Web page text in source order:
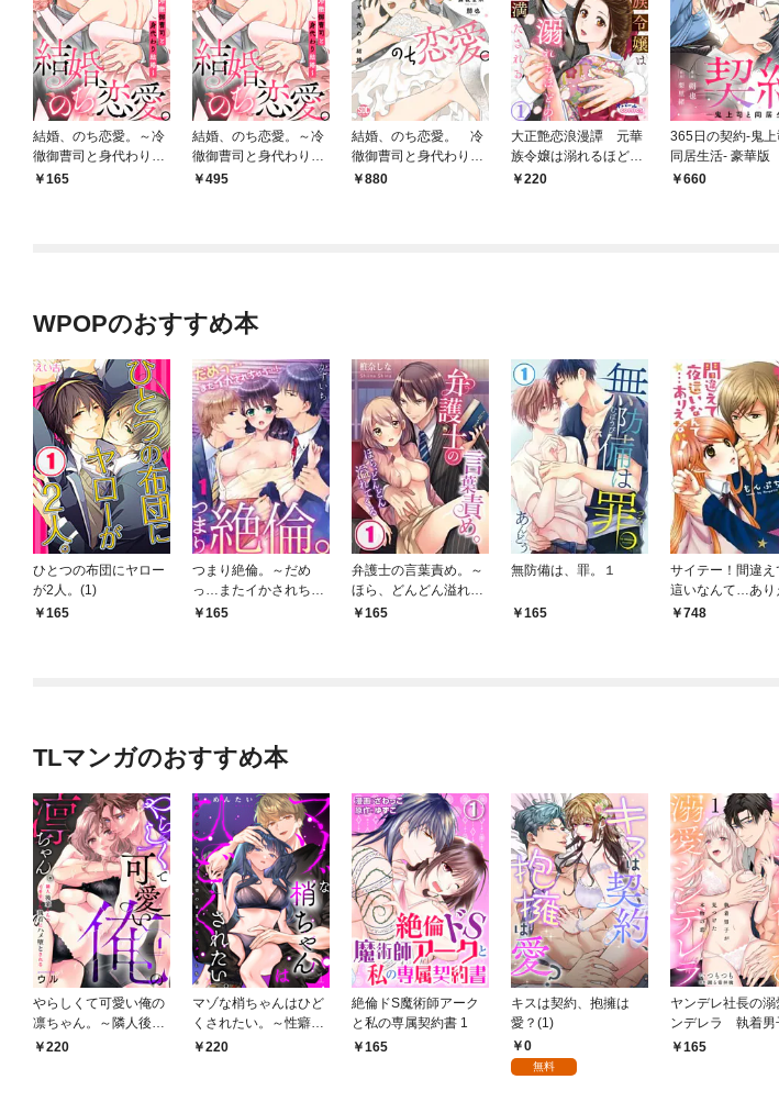
結婚、のち恋愛。～冷
徹御曹司と身代わり結
婚～1
165
結婚、のち恋愛。～冷
徹御曹司と身代わり結
婚～【合冊版】1
495
結婚、のち恋愛。 冷
徹御曹司と身代わり結
婚【単行本版】1【電
880
大正艶恋浪漫譚 元華
族令嬢は溺れるほどの
愛に満たされる１
220
365日の契約-鬼上
同居生活- 豪華版
華版限定特典付き
660
WPOPのおすすめ本
ひとつの布団にヤロー
が2人。(1)
165
つまり絶倫。～だめ
っ…またイかされちゃ
う…！１
165
弁護士の言葉責め。～
ほら、どんどん溢れて
くる１
165
無防備は、罪。１
165
サイテー！間違え
這いなんて…あり
い！【単行本版】
748
TLマンガのおすすめ本
やらしくて可愛い俺の
凛ちゃん。～隣人後輩
くんのイキすぎた執着
220
マゾな梢ちゃんはひど
くされたい。～性癖マ
ッチした後輩と欲望の
220
絶倫ドS魔術師アーク
と私の専属契約書 1
165
キスは契約、抱擁は
愛？(1)
0
無料
ヤンデレ社長の溺
ンデレラ 執着男
見つけた本物の恋 1
165